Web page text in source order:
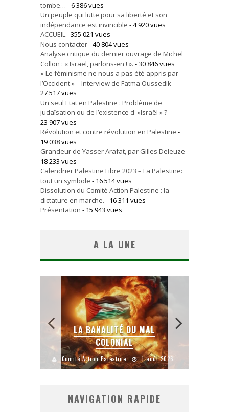
tombe… - 6 386 vues
Un peuple qui lutte pour sa liberté et son
indépendance est invincible - 4 920 vues
ACCUEIL - 355 021 vues
Nous contacter- 40 804 vues
Analyse critique du dernier ouvrage de Michel
Collon : « Israël, parlons-en ! ». - 30 846 vues
« Le féminisme ne nous a pas été appris par
l’Occident » – Interview de Fatma Oussedik -
27 517 vues
Un seul Etat en Palestine : Problème de
judaïsation ou de l’existence d' »Israël » ?-
23 907 vues
Révolution et contre révolution en Palestine -
19 038 vues
Grandeur de Yasser Arafat, par Gilles Deleuze -
18 233 vues
Calendrier Palestine Libre 2023 – La Palestine:
tout un symbole - 16 514 vues
Dissolution du Comité Action Palestine : la
dictature en marche. - 16 311 vues
Présentation - 15 943 vues
A LA UNE
LA BANALITÉ DU MAL
COLONIAL
Comité Action Palestine 1 août 2026
NAVIGATION RAPIDE